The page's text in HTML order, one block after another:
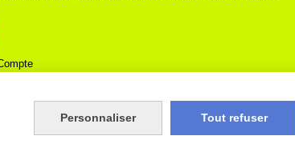
Personnaliser Tout refuser